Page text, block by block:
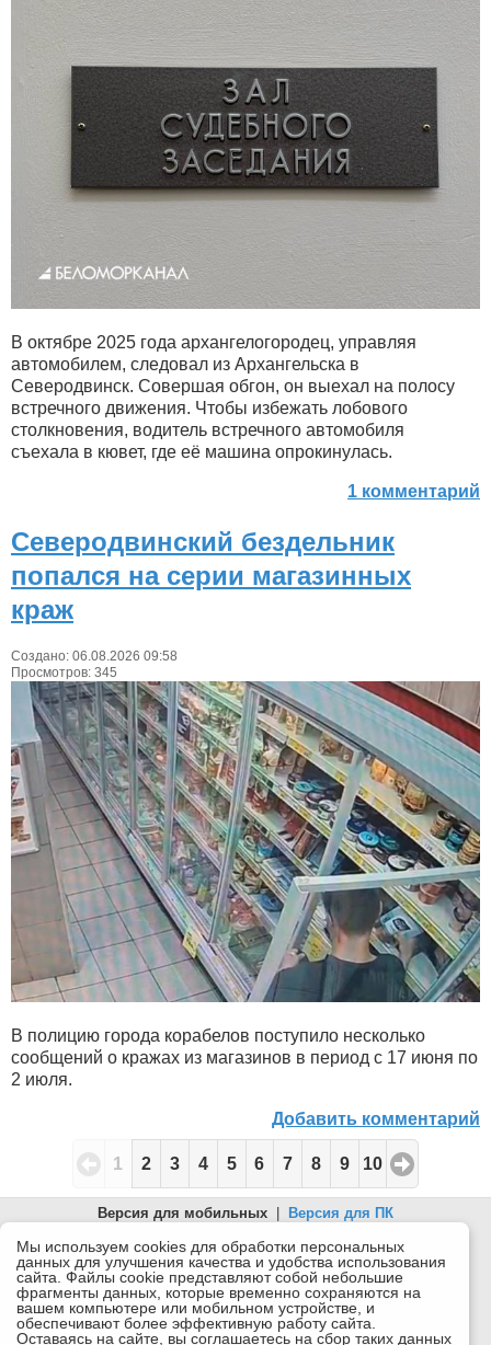
В октябре 2025 года архангелогородец, управляя
автомобилем, следовал из Архангельска в
Северодвинск. Совершая обгон, он выехал на полосу
встречного движения. Чтобы избежать лобового
столкновения, водитель встречного автомобиля
съехала в кювет, где её машина опрокинулась.
1 комментарий
Северодвинский бездельник
попался на серии магазинных
краж
Создано: 06.08.2026 09:58
Просмотров: 345
В полицию города корабелов поступило несколько
сообщений о кражах из магазинов в период с 17 июня по
2 июля.
Добавить комментарий
1 2 3 4 5 6 7 8 9 10
Версия для мобильных
Версия для ПК
© 2026 Беломорканал Северодвинск tv29.ru
Joomla!is Free Software released under the GNU General Public
License.
Mobile version byMobile Joomla!
Мы используем cookies для обработки персональных
данных для улучшения качества и удобства использования
сайта. Файлы cookie представляют собой небольшие
фрагменты данных, которые временно сохраняются на
вашем компьютере или мобильном устройстве, и
обеспечивают более эффективную работу сайта.
Оставаясь на сайте, вы соглашаетесь на сбор таких данных